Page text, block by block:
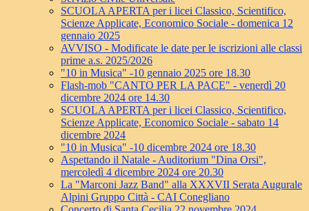
SCUOLA APERTA per i licei Classico, Scientifico,
Scienze Applicate, Economico Sociale - domenica 12
gennaio 2025
AVVISO - Modificate le date per le iscrizioni alle classi
prime a.s. 2025/2026
"10 in Musica" -10 gennaio 2025 ore 18.30
Flash-mob "CANTO PER LA PACE" - venerdì 20
dicembre 2024 ore 14.30
SCUOLA APERTA per i licei Classico, Scientifico,
Scienze Applicate, Economico Sociale - sabato 14
dicembre 2024
"10 in Musica" -10 dicembre 2024 ore 18.30
Aspettando il Natale - Auditorium "Dina Orsi",
mercoledì 4 dicembre 2024 ore 20.30
La "Marconi Jazz Band" alla XXXVII Serata Augurale
Alpini Gruppo Città - CAI Conegliano